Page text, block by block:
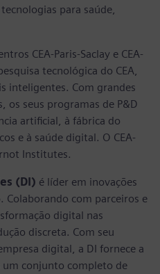
para saúde,
CEA-Paris-Saclay e CEA-
tecnológica do CEA,
inteligentes. Com grandes
os seus programas de P&D
artificial, à fábrica do
e à saúde digital. O CEA-
Institutes.
(DI) é líder em inovações
Colaborando com parceiros e
digital nas
discreta. Com seu
digital, a DI fornece a
um conjunto completo de